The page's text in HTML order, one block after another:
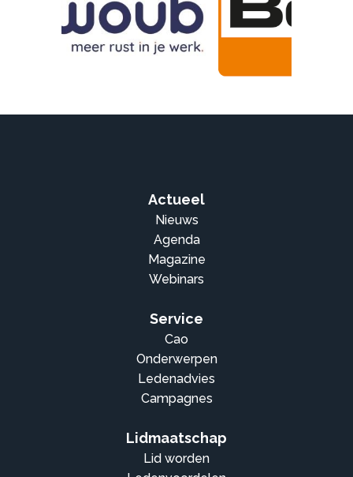
Actueel
Nieuws
Agenda
Magazine
Webinars
Service
Cao
Onderwerpen
Ledenadvies
Campagnes
Lidmaatschap
Lid worden